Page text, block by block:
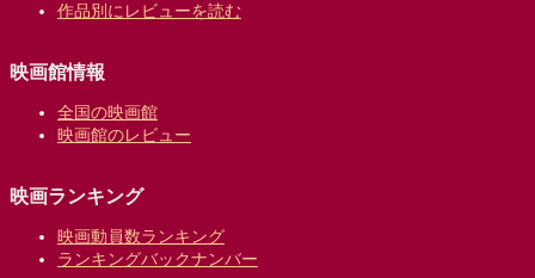
作品別にレビューを読む
映画館情報
全国の映画館
映画館のレビュー
映画ランキング
映画動員数ランキング
ランキングバックナンバー